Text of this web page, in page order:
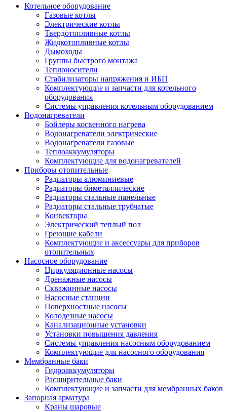
Котельное оборудование
Газовые котлы
Электрические котлы
Твердотопливные котлы
Жидкотопливные котлы
Дымоходы
Группы быстрого монтажа
Теплоносители
Стабилизаторы напряжения и ИБП
Комплектующие и запчасти для котельного
оборудования
Системы управления котельным оборудованием
Водонагреватели
Бойлеры косвенного нагрева
Водонагреватели электрические
Водонагреватели газовые
Теплоаккумуляторы
Комплектующие для водонагревателей
Приборы отопительные
Радиаторы алюминиевые
Радиаторы биметаллические
Радиаторы стальные панельные
Радиаторы стальные трубчатые
Конвекторы
Электрический теплый пол
Греющие кабели
Комплектующие и аксессуары для приборов
отопительных
Насосное оборудование
Циркуляционные насосы
Дренажные насосы
Скважинные насосы
Насосные станции
Поверхностные насосы
Колодезные насосы
Канализационные установки
Установки повышения давления
Системы управления насосным оборудованием
Комплектующие для насосного оборудования
Мембранные баки
Гидроаккумуляторы
Расширительные баки
Комплектующие и запчасти для мембранных баков
Запорная арматура
Краны шаровые